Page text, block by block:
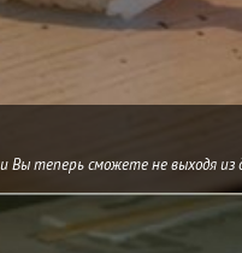
Вы теперь сможете не выходя из